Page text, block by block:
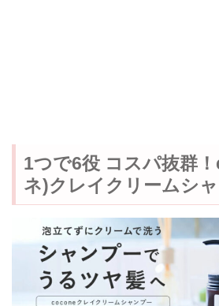
1つで6役 コスパ抜群
ネ)クレイクリームシ